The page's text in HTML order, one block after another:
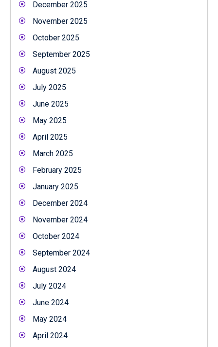
December 2025
November 2025
October 2025
September 2025
August 2025
July 2025
June 2025
May 2025
April 2025
March 2025
February 2025
January 2025
December 2024
November 2024
October 2024
September 2024
August 2024
July 2024
June 2024
May 2024
April 2024